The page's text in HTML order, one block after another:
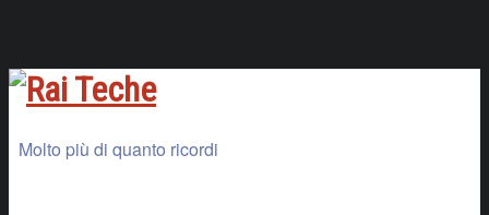
Molto più di quanto ricordi